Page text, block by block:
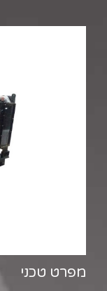
מפרט טכני